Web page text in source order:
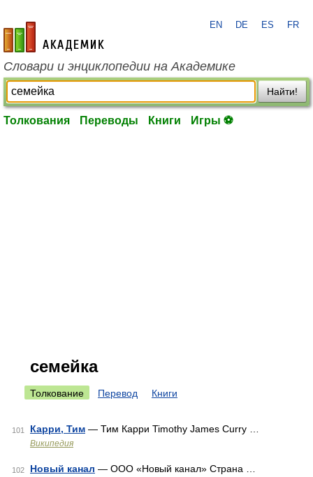
academic.ru
EN DE ES FR
Словари и энциклопедии на Академике
Найти!
Толкования Переводы Книги Игры ⚽
семейка
Толкование Перевод Книги
101 Карри, Тим — Тим Карри Timothy James Curry …
Википедия
102 Новый канал — ООО «Новый канал» Страна …